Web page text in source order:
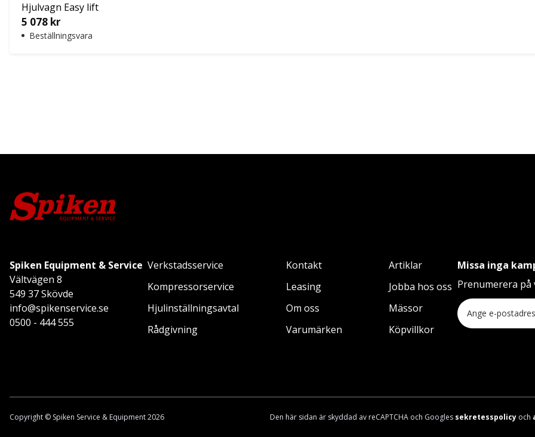
Hjulvagn Easy lift
5 078 kr
Beställningsvara
Spiken Equipment & Service
Vältvägen 8
549 37 Skövde
info@spikenservice.se
0500 - 444 555
Verkstadsservice
Kompressorservice
Hjulinställningsavtal
Rådgivning
Kontakt
Leasing
Om oss
Varumärken
Artiklar
Jobba hos oss
Mässor
Köpvillkor
Missa inga
Prenumerera
Den här sidan är skyddad av reCAPTCHA och Googles sekretesspolicy och
Copyright © Spiken Service & Equipment 2026